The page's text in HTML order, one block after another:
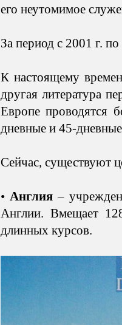
его неутомимое
За период с 2001 г.
К настоящему
другая литература
Европе проводятся
дневные и 45-
Сейчас, существуют
•Англия–
Англии. Вмещает
длинных курсов.